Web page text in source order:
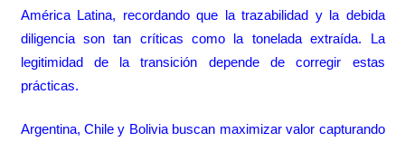
América Latina, recordando que la trazabilidad y la debida
diligencia son tan críticas como la tonelada extraída. La
legitimidad de la transición depende de corregir estas
prácticas.
Argentina, Chile y Bolivia buscan maximizar valor capturando